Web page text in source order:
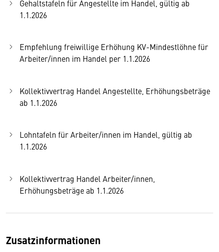
Gehaltstafeln für Angestellte im Handel, gültig ab
1.1.2026
Empfehlung freiwillige Erhöhung KV-Mindestlöhne für
Arbeiter/innen im Handel per 1.1.2026
Kollektivvertrag Handel Angestellte, Erhöhungsbeträge
ab 1.1.2026
Lohntafeln für Arbeiter/innen im Handel, gültig ab
1.1.2026
Kollektivvertrag Handel Arbeiter/innen,
Erhöhungsbeträge ab 1.1.2026
Zusatzinformationen